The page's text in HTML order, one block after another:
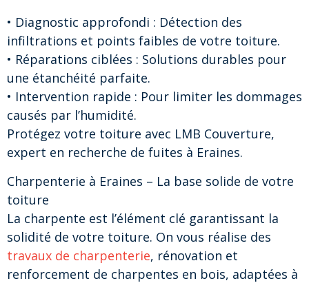
• Diagnostic approfondi : Détection des
infiltrations et points faibles de votre toiture.
• Réparations ciblées : Solutions durables pour
une étanchéité parfaite.
• Intervention rapide : Pour limiter les dommages
causés par l’humidité.
Protégez votre toiture avec LMB Couverture,
expert en recherche de fuites à Eraines.
Charpenterie à Eraines – La base solide de votre
toiture
La charpente est l’élément clé garantissant la
solidité de votre toiture. On vous réalise des
travaux de charpenterie, rénovation et
renforcement de charpentes en bois, adaptées à